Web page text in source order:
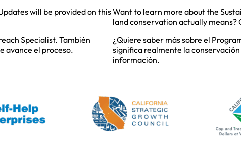
will be provided on this
Specialist. También
avance el proceso.
Want to learn more about the
land conservation actually means?
¿Quiere saber más sobre el
significa realmente la
información.